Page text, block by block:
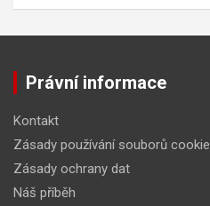
Právní informace
Kontakt
Zásady používání souborů cookie
Zásady ochrany dat
Náš příběh